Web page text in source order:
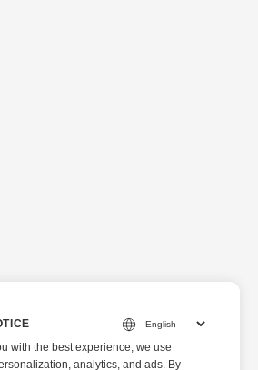
with the best experience, we use
analytics, and ads. By